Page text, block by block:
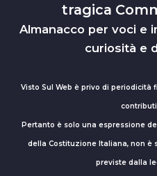
tragica
Almanacco per voci e
curiosità e
Visto Sul Web è privo di periodicità
Pertanto è solo una espressione
della Costituzione Italiana, non
previste dalla